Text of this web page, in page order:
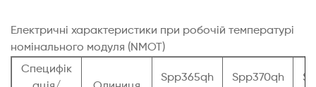
Електричні характеристики при робочій температурі
номінального модуля (NMOT)
Специфік
Spp365qh
Spp370qh